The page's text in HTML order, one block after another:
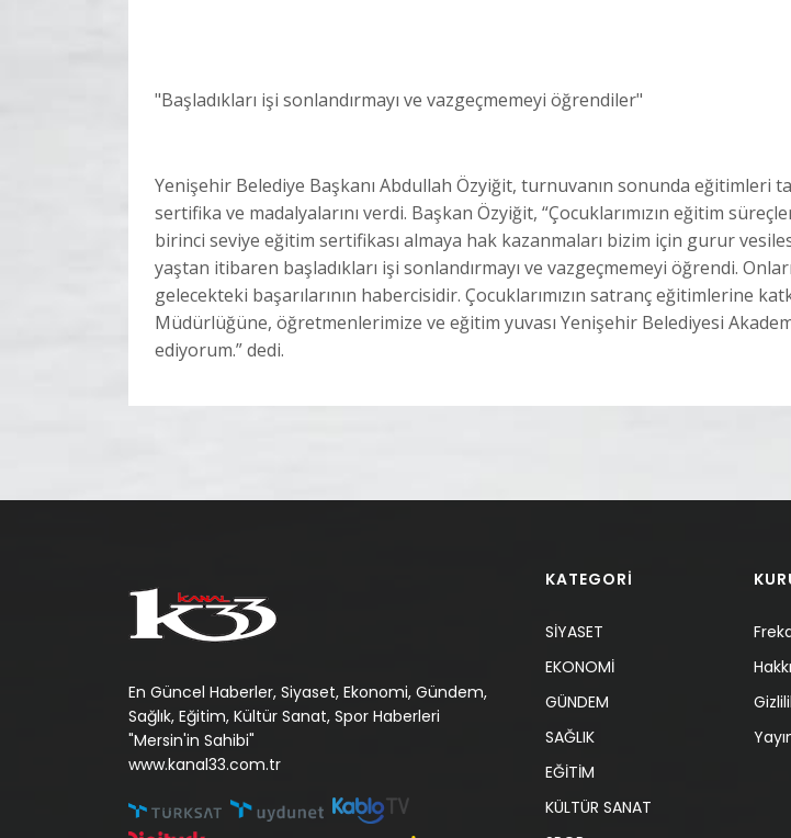
"Başladıkları işi sonlandırmayı ve vazgeçmemeyi öğrendiler"
Yenişehir Belediye Başkanı Abdullah Özyiğit, turnuvanın sonunda eğitimleri
sertifika ve madalyalarını verdi. Başkan Özyiğit, “Çocuklarımızın eğitim
birinci seviye eğitim sertifikası almaya hak kazanmaları bizim için gurur
yaştan itibaren başladıkları işi sonlandırmayı ve vazgeçmemeyi öğrendi.
gelecekteki başarılarının habercisidir. Çocuklarımızın satranç eğitimlerine
Müdürlüğüne, öğretmenlerimize ve eğitim yuvası Yenişehir Belediyesi
ediyorum.” dedi.
En Güncel Haberler, Siyaset, Ekonomi, Gündem,
Sağlık, Eğitim, Kültür Sanat, Spor Haberleri
"Mersin'in Sahibi"
www.kanal33.com.tr
KATEGORİ
SİYASET
EKONOMİ
GÜNDEM
SAĞLIK
EĞİTİM
KÜLTÜR SANAT